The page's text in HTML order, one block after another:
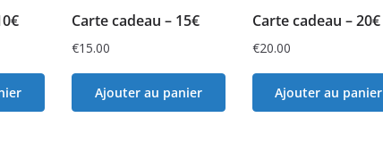
Carte cadeau – 15€
€15.00
Ajouter au panier
Carte cadeau – 20€
€20.00
Ajouter au panier